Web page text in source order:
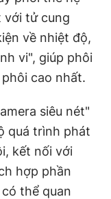
với tử cung
về nhiệt độ,
vi", giúp phôi
cao nhất.
siêu nét"
quá trình phát
kết nối với
hợp phần
thể quan